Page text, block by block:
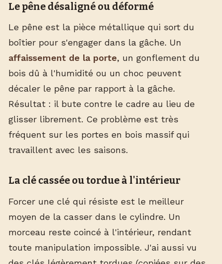
Le pêne désaligné ou déformé
Le pêne est la pièce métallique qui sort du
boîtier pour s'engager dans la gâche. Un
affaissement de la porte, un gonflement du
bois dû à l'humidité ou un choc peuvent
décaler le pêne par rapport à la gâche.
Résultat : il bute contre le cadre au lieu de
glisser librement. Ce problème est très
fréquent sur les portes en bois massif qui
travaillent avec les saisons.
La clé cassée ou tordue à l'intérieur
Forcer une clé qui résiste est le meilleur
moyen de la casser dans le cylindre. Un
morceau reste coincé à l'intérieur, rendant
toute manipulation impossible. J'ai aussi vu